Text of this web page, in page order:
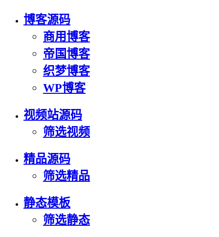
博客源码
商用博客
帝国博客
织梦博客
WP博客
视频站源码
筛选视频
精品源码
筛选精品
静态模板
筛选静态